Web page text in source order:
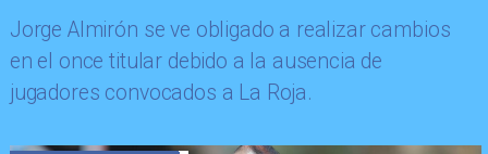
Jorge Almirón se ve obligado a realizar cambios
en el once titular debido a la ausencia de
jugadores convocados a La Roja.